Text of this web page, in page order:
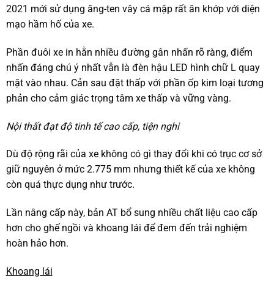
2021 mới sử dụng ăng-ten vây cá mập rất ăn khớp với diện
mạo hầm hố của xe.
Phần đuôi xe in hằn nhiều đường gân nhấn rõ ràng, điểm
nhấn đáng chú ý nhất vẫn là đèn hậu LED hình chữ L quay
mặt vào nhau. Cản sau đặt thấp với phần ốp kim loại tương
phản cho cảm giác trọng tâm xe thấp và vững vàng.
Nội thất đạt độ tinh tế cao cấp, tiện nghi
Dù độ rộng rãi của xe không có gì thay đổi khi có trục cơ sở
giữ nguyên ở mức 2.775 mm nhưng thiết kế của xe không
còn quá thực dụng như trước.
Lần nâng cấp này, bản AT bổ sung nhiều chất liệu cao cấp
hơn cho ghế ngồi và khoang lái để đem đến trải nghiệm
hoàn hảo hơn.
Khoang lái